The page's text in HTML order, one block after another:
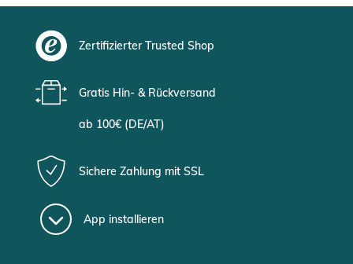
Zertifizierter Trusted Shop
Gratis Hin- & Rückversand
ab 100€ (DE/AT)
Sichere Zahlung mit SSL
App installieren